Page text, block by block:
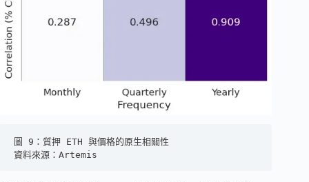
圖 9：質押 ETH 與價格的原生相關性
資料來源：Artemis